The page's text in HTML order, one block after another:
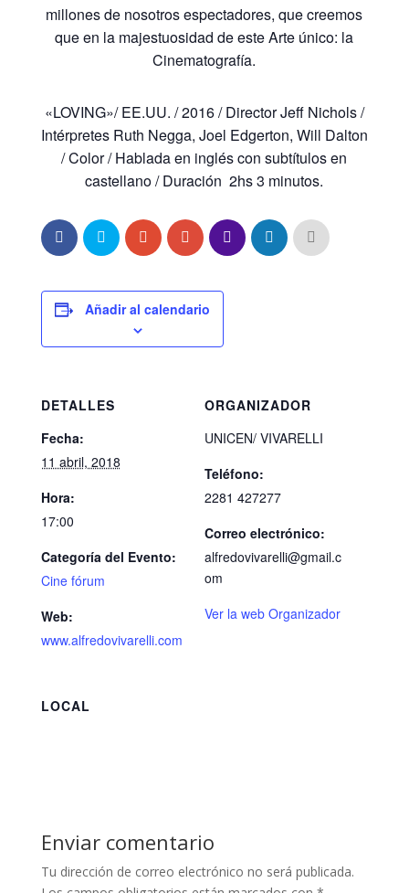
millones de nosotros espectadores, que creemos
que en la majestuosidad de este Arte único: la
Cinematografía.
«LOVING»/ EE.UU. / 2016 / Director Jeff Nichols /
Intérpretes Ruth Negga, Joel Edgerton, Will Dalton
/ Color / Hablada en inglés con subtítulos en
castellano / Duración 2hs 3 minutos.
Añadir al calendario
DETALLES
Fecha:
11 abril, 2018
Hora:
17:00
Categoría del Evento:
Cine fórum
Web:
www.alfredovivarelli.com
ORGANIZADOR
UNICEN/ VIVARELLI
Teléfono:
2281 427277
Correo electrónico:
alfredovivarelli@gmail.c
om
Ver la web Organizador
LOCAL
Enviar comentario
Tu dirección de correo electrónico no será publicada.